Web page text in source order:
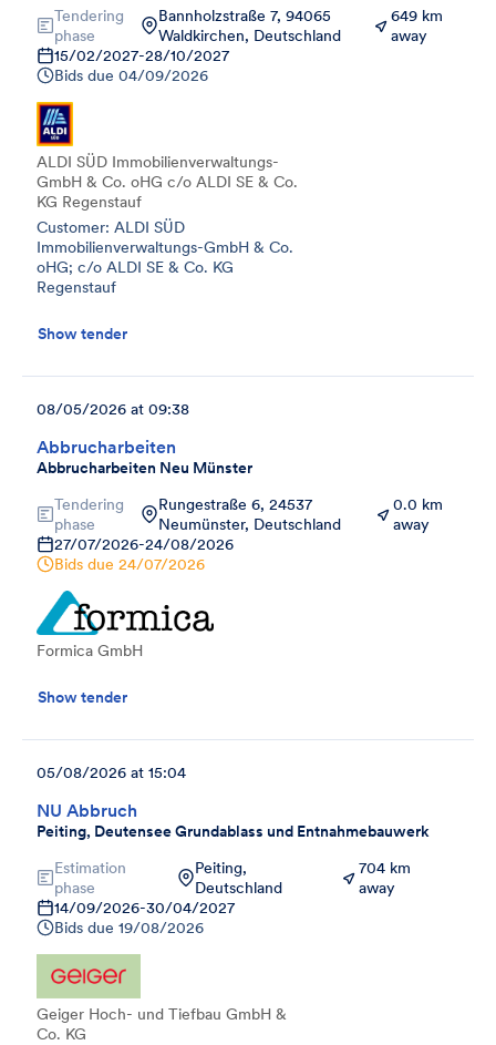
Tendering
phase
Bannholzstraße 7, 94065
Waldkirchen, Deutschland
649 km
away
15/02/2027-28/10/2027
Bids due 04/09/2026
ALDI SÜD Immobilienverwaltungs-
GmbH & Co. oHG c/o ALDI SE & Co.
KG Regenstauf
Customer: ALDI SÜD
Immobilienverwaltungs-GmbH & Co.
oHG; c/o ALDI SE & Co. KG
Regenstauf
Show tender
Abbrucharbeiten
Abbrucharbeiten Neu Münster
08/05/2026 at 09:38
Tendering
phase
Rungestraße 6, 24537
Neumünster, Deutschland
0.0 km
away
27/07/2026-24/08/2026
Bids due 24/07/2026
Formica GmbH
Show tender
NU Abbruch
Peiting, Deutensee Grundablass und Entnahmebauwerk
05/08/2026 at 15:04
Estimation
phase
Peiting,
Deutschland
704 km
away
14/09/2026-30/04/2027
Bids due 19/08/2026
Geiger Hoch- und Tiefbau GmbH &
Co. KG